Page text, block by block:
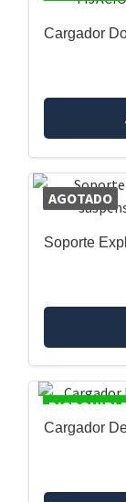
Cargador
AGOTADO
Soporte
Cargador